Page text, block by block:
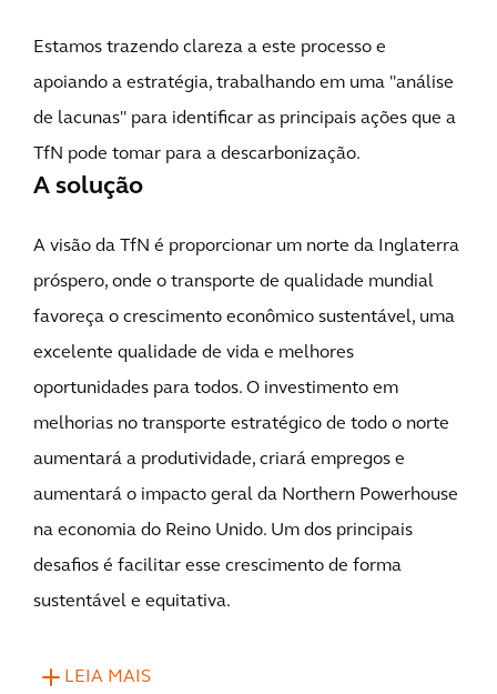
Estamos trazendo clareza a este processo e
apoiando a estratégia, trabalhando em uma "análise
de lacunas" para identificar as principais ações que a
TfN pode tomar para a descarbonização.
A solução
A visão da TfN é proporcionar um norte da Inglaterra
próspero, onde o transporte de qualidade mundial
favoreça o crescimento econômico sustentável, uma
excelente qualidade de vida e melhores
oportunidades para todos. O investimento em
melhorias no transporte estratégico de todo o norte
aumentará a produtividade, criará empregos e
aumentará o impacto geral da Northern Powerhouse
na economia do Reino Unido. Um dos principais
desafios é facilitar esse crescimento de forma
sustentável e equitativa.
LEIA MAIS